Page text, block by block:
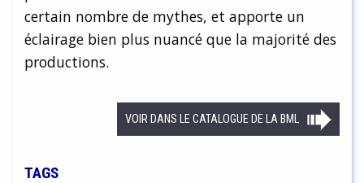
certain nombre de mythes, et apporte un
éclairage bien plus nuancé que la majorité des
productions.
VOIR DANS LE CATALOGUE DE LA BML
TAGS